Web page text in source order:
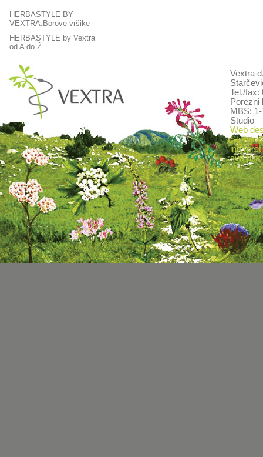
HERBASTYLE BY
VEXTRA:Borove vršike
HERBASTYLE by Vextra
od A do Ž
Vextra
Tel./fax:
Porezni
MBS:
Studio
Web
sva